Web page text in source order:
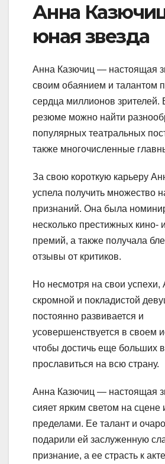
Анна
юная звезда
Анна Казючиц — настоящая
своим обаянием и талантом
сердца миллионов зрителей.
резюме можно найти
популярных театральных
также многочисленные
За свою короткую карьеру
успела получить множество
признаний. Она была
несколько престижных кино-
премий, а также получала
отзывы от критиков.
Но несмотря на свои успехи,
скромной и покладистой
постоянно развивается и
усовершенствуется в своем
чтобы достичь еще больших
прославиться на всю страну.
Анна Казючиц — настоящая
сияет ярким светом на сцене
пределами. Ее талант и
подарили ей заслуженную
признание, а ее страсть к